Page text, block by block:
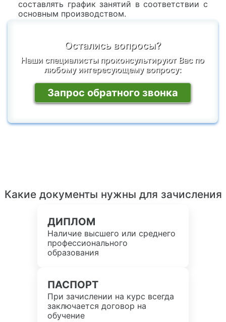
составлять график занятий в соответствии с
основным производством.
Остались вопросы?
Наши специалисты проконсультируют Вас по
любому интересующему вопросу:
Запрос обратного звонка
Какие документы нужны для зачисления
ДИПЛОМ
Наличие высшего или среднего
профессионального
образования
ПАСПОРТ
При зачислении на курс всегда
заключается договор на
обучение